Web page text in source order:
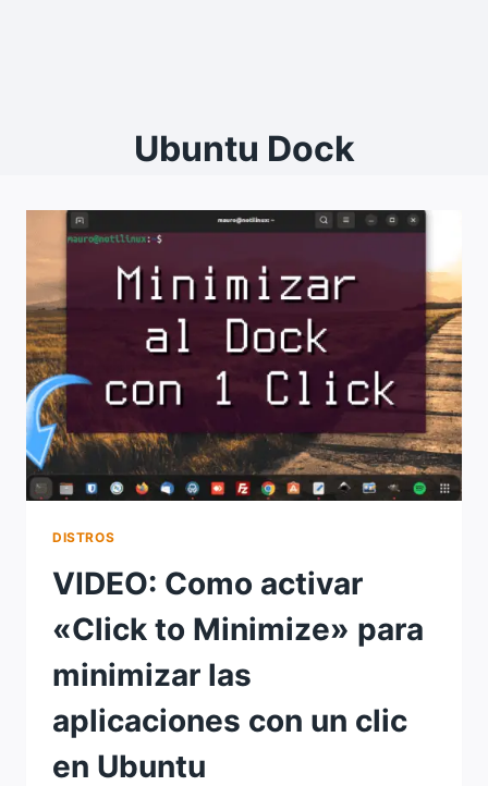
Ubuntu Dock
DISTROS
VIDEO: Como activar
«Click to Minimize» para
minimizar las
aplicaciones con un clic
en Ubuntu